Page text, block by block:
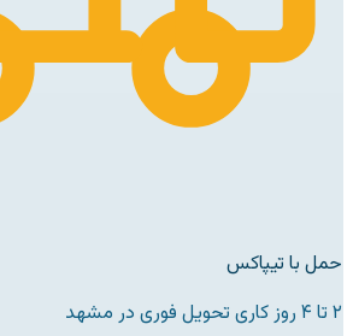
حمل با تیپاکس
۲ تا ۴ روز کاری تحویل فوری در مشهد